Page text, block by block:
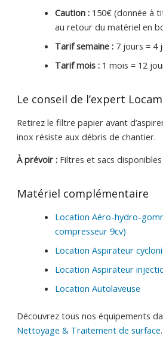
Caution :150€ (donnée à
au retour du matériel en
Tarif semaine :7 jours = 4
Tarif mois :1 mois = 12
Le conseil de l’expert
Retirez le filtre papier avant
inox résiste aux débris de chantier.
À prévoir :Filtres et sacs disponibles
Matériel complémentaire
Location Aéro-hydro-
compresseur 9cv)
Location Aspirateur
Location Aspirateur
Location Autolaveuse
Découvrez tous nos équipements
Nettoyage & Traitement de surface.